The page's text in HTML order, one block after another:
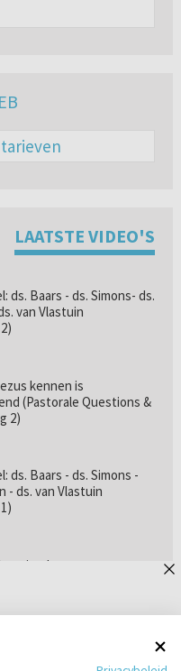
LAATSTE VIDEO'S
ds. Baars - ds. Simons- ds.
van Vlastuin
kennen is
(Pastorale Questions &
2)
ds. Baars - ds. Simons -
- ds. van Vlastuin
- Is